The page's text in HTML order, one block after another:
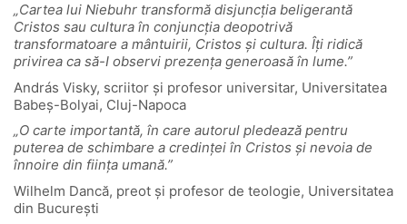
„Cartea lui Niebuhr transformă disjuncția beligerantă
Cristos sau cultura în conjuncția deopotrivă
transformatoare a mântuirii, Cristos și cultura. Îți ridică
privirea ca să-I observi prezența generoasă în lume.”
András Visky, scriitor și profesor universitar, Universitatea
Babeș-Bolyai, Cluj-Napoca
„O carte importantă, în care autorul pledează pentru
puterea de schimbare a credinței în Cristos și nevoia de
înnoire din ființa umană.”
Wilhelm Dancă, preot și profesor de teologie, Universitatea
din București